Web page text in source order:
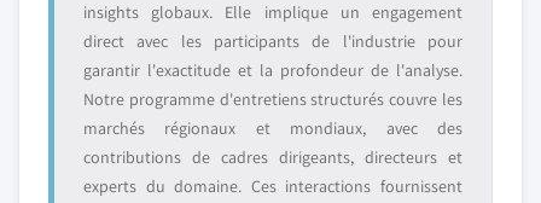
insights globaux. Elle implique un engagement
direct avec les participants de l'industrie pour
garantir l'exactitude et la profondeur de l'analyse.
Notre programme d'entretiens structurés couvre les
marchés régionaux et mondiaux, avec des
contributions de cadres dirigeants, directeurs et
experts du domaine. Ces interactions fournissent